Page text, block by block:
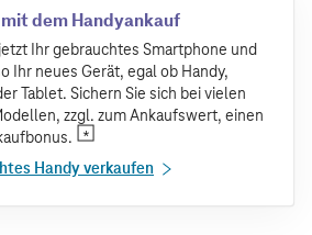
dem Handyankauf
Ihr gebrauchtes Smartphone und
Ihr neues Gerät, egal ob Handy,
Tablet. Sichern Sie sich bei vielen
zzgl. zum Ankaufswert, einen
Handy verkaufen